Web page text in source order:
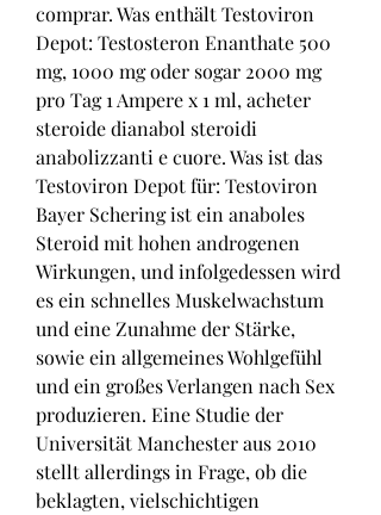
comprar. Was enthält Testoviron
Depot: Testosteron Enanthate 500
mg, 1000 mg oder sogar 2000 mg
pro Tag 1 Ampere x 1 ml, acheter
steroide dianabol steroidi
anabolizzanti e cuore. Was ist das
Testoviron Depot für: Testoviron
Bayer Schering ist ein anaboles
Steroid mit hohen androgenen
Wirkungen, und infolgedessen wird
es ein schnelles Muskelwachstum
und eine Zunahme der Stärke,
sowie ein allgemeines Wohlgefühl
und ein großes Verlangen nach Sex
produzieren. Eine Studie der
Universität Manchester aus 2010
stellt allerdings in Frage, ob die
beklagten, vielschichtigen